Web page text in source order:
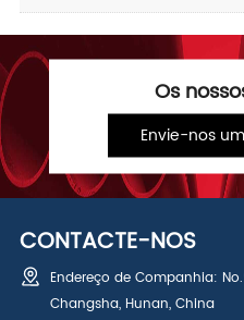
Os
Envie-nos
CONTACTE-NOS
Endereço de Companhia:
Changsha, Hunan, China